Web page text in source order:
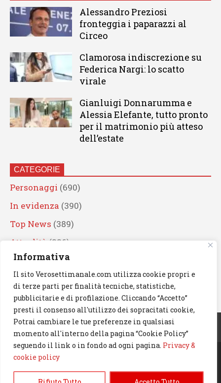
Informativa
Il sito Verosettimanale.com utilizza cookie propri e
di terze parti per finalità tecniche, statistiche,
pubblicitarie e di profilazione. Cliccando “Accetto”
presti il consenso all'utilizzo dei sopracitati cookie,
Potrai cambiare le tue preferenze in qualsiasi
momento all'interno della pagina “Cookie Policy”
seguendo il link o in fondo ad ogni pagina. Privacy &
cookie policy
Alessandro Preziosi
fronteggia i paparazzi al
Circeo
Clamorosa indiscrezione su
Federica Nargi: lo scatto
virale
Gianluigi Donnarumma e
Alessia Elefante, tutto pronto
per il matrimonio più atteso
dell’estate
CATEGORIE
Personaggi (690)
In evidenza (390)
Top News (389)
Attualità (336)
Eventi(330)
Artisti (241)
News(239)
Cerca
© 2023 Verosettimanale.com. All rights reserved.